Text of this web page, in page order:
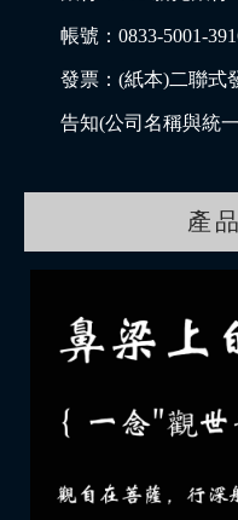
帳號：0833-5001-
發票：(紙本)二聯式
告知(公司名稱與統一
產